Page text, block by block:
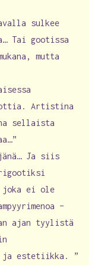
sulkee
Tai gootissa
mutta
Artistina
sellaista
Ja siis
joka ei ole
–
ajan tyylistä
ja estetiikka. ”